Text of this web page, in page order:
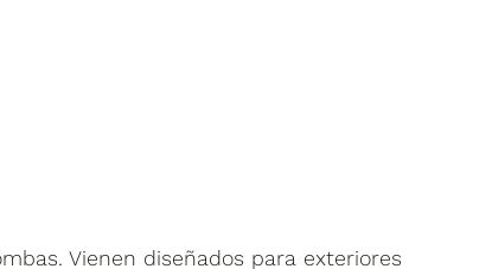
Vienen diseñados para exteriores